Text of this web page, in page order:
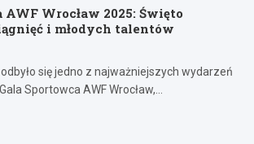
AWF Wrocław 2025: Święto
i młodych talentów
się jedno z najważniejszych wydarzeń
Sportowca AWF Wrocław,…